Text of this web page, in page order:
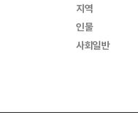
지역
인물
사회일반